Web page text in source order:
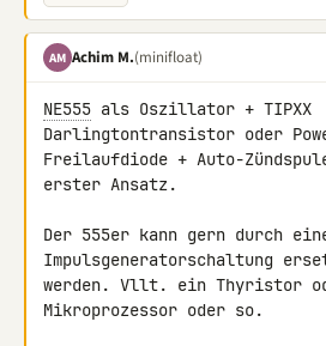
AM Achim M.(minifloat)
NE555 als Oszillator + TIPXX
Darlingtontransistor oder
Freilaufdiode + Auto-
erster Ansatz.
Der 555er kann gern durch
Impulsgeneratorschaltung
werden. Vllt. ein Thyristor
Mikroprozessor oder so.